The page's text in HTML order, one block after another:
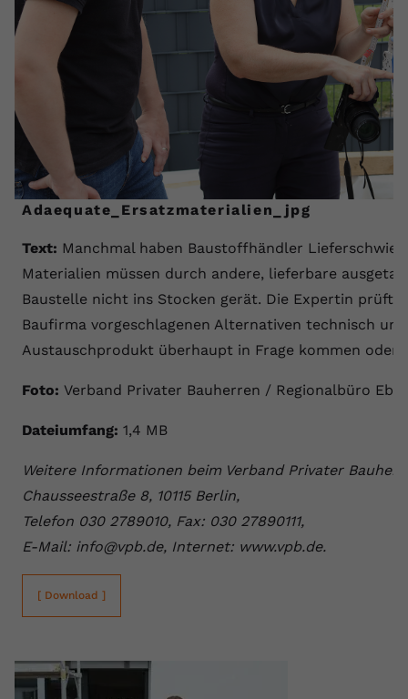
Adaequate_Ersatzmaterialien_jpg
Text: Manchmal haben Baustoffhändler
Materialien müssen durch andere, lieferbare
Baustelle nicht ins Stocken gerät. Die Expertin prüft
Baufirma vorgeschlagenen Alternativen technisch
Austauschprodukt überhaupt in Frage kommen oder
Foto: Verband Privater Bauherren / Regionalbüro
Dateiumfang: 1,4 MB
Weitere Informationen beim Verband Privater
Chausseestraße 8, 10115 Berlin,
Telefon 030 2789010, Fax: 030 27890111,
E-Mail: info@vpb.de, Internet: www.vpb.de.
[ Download ]
Anbieter youtube.com
Laufzeit 2 Jahre
YouTube setzt dieses Cookie über
eingebettete YouTube-Videos und
registriert anonyme statistische Daten.
Name yt-remote-device-id
Laufzeit Session
Zweck
YouTube setzt diesen Cookie, um die
Videopräferenzen des Benutzers zu
speichern, der eingebettete YouTube-
Name yt.innertube::requests
Anbieter youtube.com
Laufzeit Session
Zweck
Dieser von YouTube gesetzte Cookie
Name